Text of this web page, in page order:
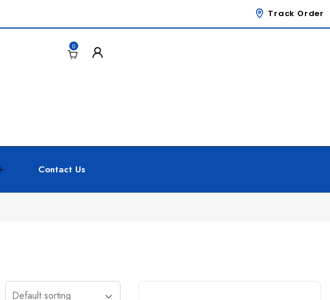
Track Order
0
Contact Us